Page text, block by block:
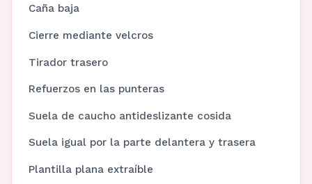
Caña baja
Cierre mediante velcros
Tirador trasero
Refuerzos en las punteras
Suela de caucho antideslizante cosida
Suela igual por la parte delantera y trasera
Plantilla plana extraíble